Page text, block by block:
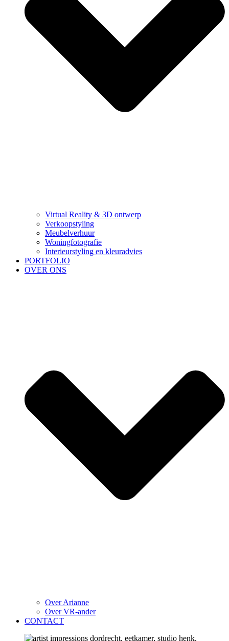
Virtual Reality & 3D ontwerp
Verkoopstyling
Meubelverhuur
Woningfotografie
Interieurstyling en kleuradvies
PORTFOLIO
OVER ONS
Over Arianne
Over VR-ander
CONTACT